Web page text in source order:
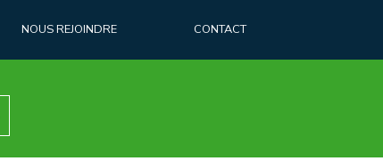
NOUS REJOINDRE CONTACT